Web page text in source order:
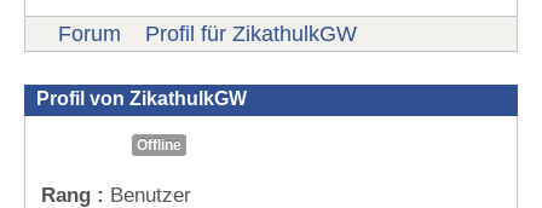
Forum Profil für ZikathulkGW
Profil von ZikathulkGW
Offline
Rang : Benutzer